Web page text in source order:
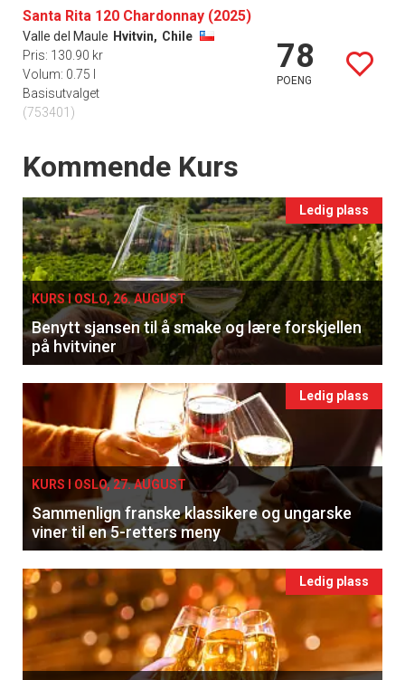
Santa Rita 120 Chardonnay (2025)
Valle del Maule Hvitvin, Chile
Pris: 130.90 kr
Volum: 0.75 l
Basisutvalget
(753401)
78
POENG
Events
Kommende Kurs
Ledig plass
KURS I OSLO, 26. AUGUST
Benytt sjansen til å smake og lære forskjellen
på hvitviner
Ledig plass
KURS I OSLO, 27. AUGUST
Sammenlign franske klassikere og ungarske
viner til en 5-retters meny
Ledig plass